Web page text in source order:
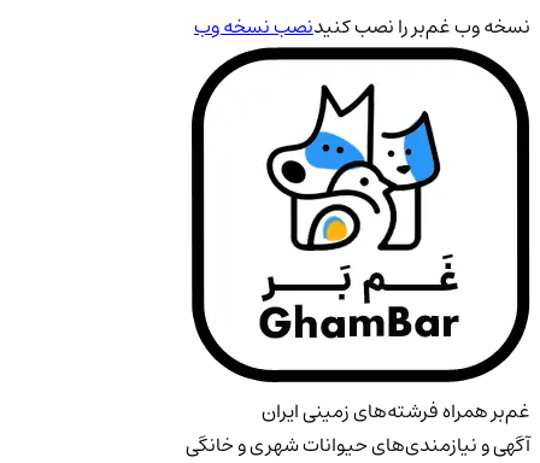
نسخه وب غم‌بر را نصب کنیدنصب نسخه وب
غم‌بر همراه فرشته‌های زمینی ایران
آگهی و نیازمندی‌های حیوانات شهری و خانگی